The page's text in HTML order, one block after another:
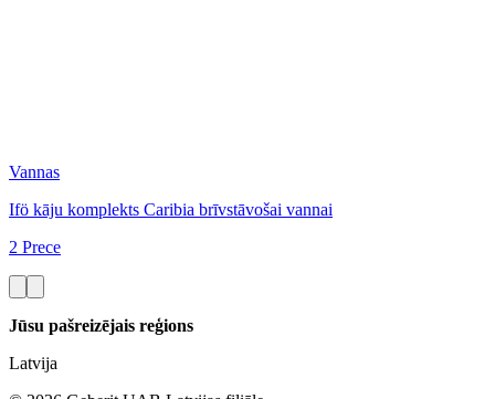
Vannas
Ifö kāju komplekts Caribia brīvstāvošai vannai
2 Prece
Jūsu pašreizējais reģions
Latvija